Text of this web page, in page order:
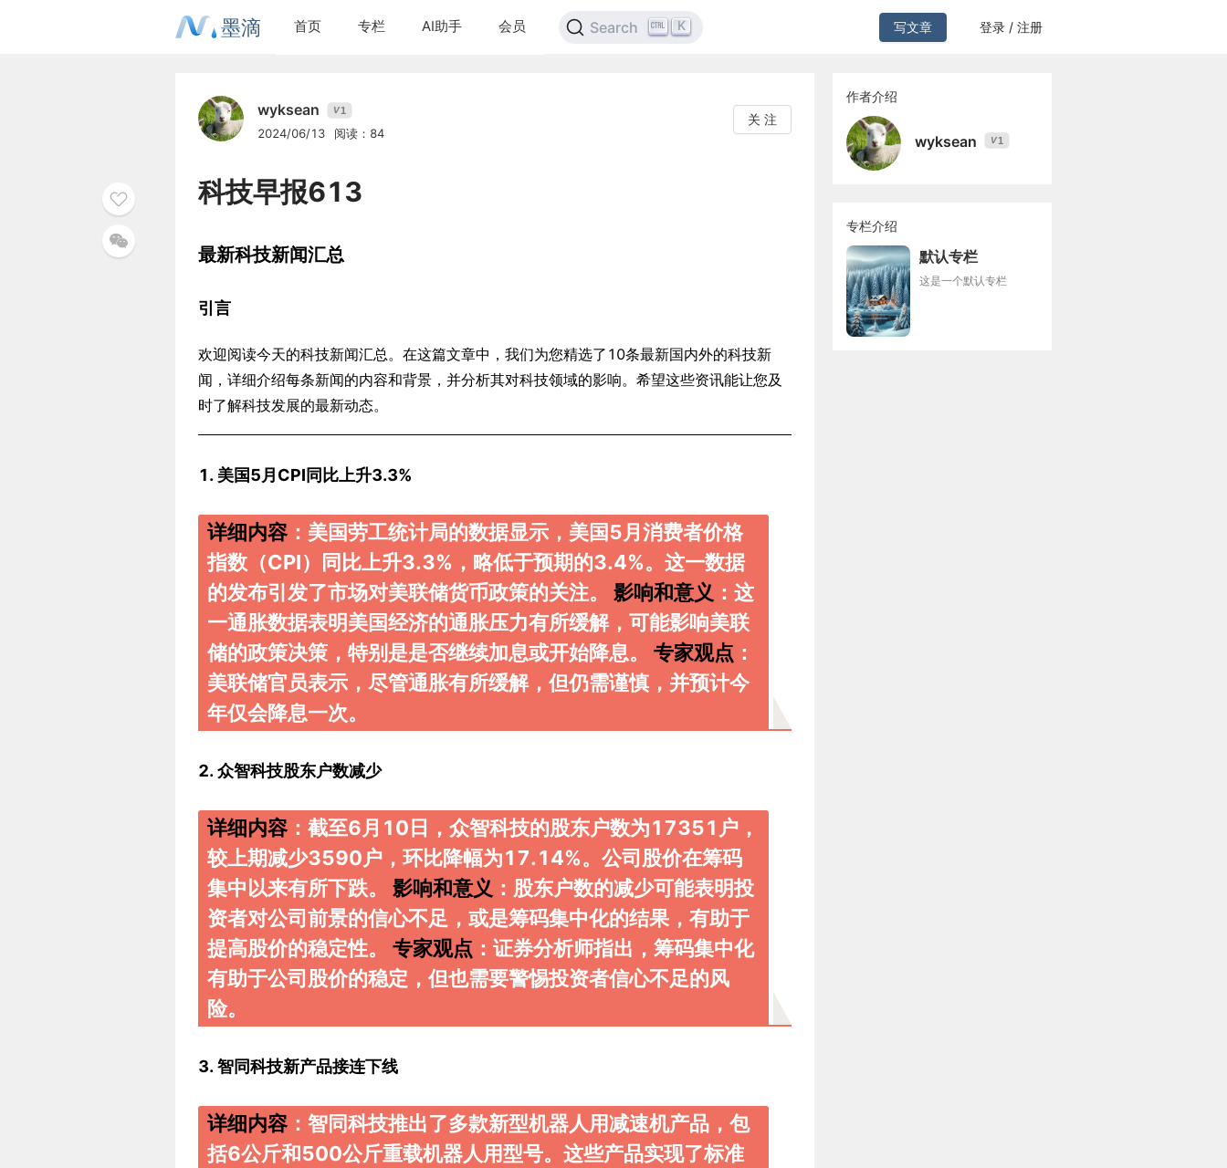
墨滴 首页 专栏 AI助手 会员 Search K 写文章 登录 / 注册
wyksean V1
2024/06/13 阅读：84
关 注
科技早报613
最新科技新闻汇总
引言
欢迎阅读今天的科技新闻汇总。在这篇文章中，我们为您精选了10条最新国内外的科技新
闻，详细介绍每条新闻的内容和背景，并分析其对科技领域的影响。希望这些资讯能让您及
时了解科技发展的最新动态。
1. 美国5月CPI同比上升3.3%
详细内容：美国劳工统计局的数据显示，美国5月消费者价格
指数（CPI）同比上升3.3%，略低于预期的3.4%。这一数据
的发布引发了市场对美联储货币政策的关注。 影响和意义 ：这
一通胀数据表明美国经济的通胀压力有所缓解，可能影响美联
储的政策决策，特别是是否继续加息或开始降息。 专家观点 ：
美联储官员表示，尽管通胀有所缓解，但仍需谨慎，并预计今
年仅会降息一次。
2. 众智科技股东户数减少
详细内容：截至6月10日，众智科技的股东户数为17351户，
较上期减少3590户，环比降幅为17.14%。公司股价在筹码
集中以来有所下跌。 影响和意义 ：股东户数的减少可能表明投
资者对公司前景的信心不足，或是筹码集中化的结果，有助于
提高股价的稳定性。 专家观点 ：证券分析师指出，筹码集中化
有助于公司股价的稳定，但也需要警惕投资者信心不足的风
险。
3. 智同科技新产品接连下线
详细内容：智同科技推出了多款新型机器人用减速机产品，包
括6公斤和500公斤重载机器人用型号。这些产品实现了标准
作者介绍
wyksean V1
专栏介绍
默认专栏
这是一个默认专栏